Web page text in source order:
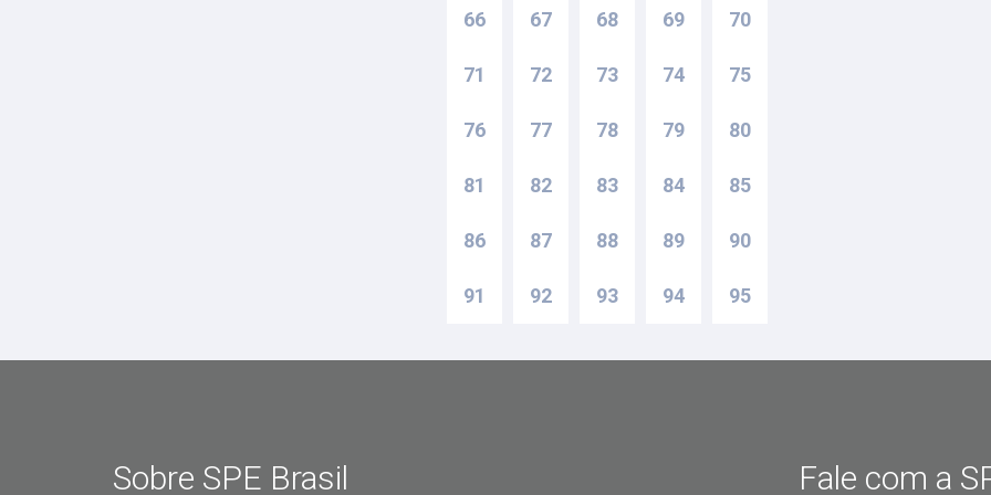
66 67 68 69 70
71 72 73 74 75
76 77 78 79 80
81 82 83 84 85
86 87 88 89 90
91 92 93 94 95
Sobre SPE Brasil Fale com a